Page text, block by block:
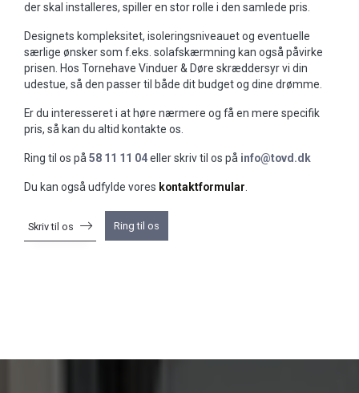
der skal installeres, spiller en stor rolle i den samlede pris.
Designets kompleksitet, isoleringsniveauet og eventuelle
særlige ønsker som f.eks. solafskærmning kan også påvirke
prisen. Hos Tornehave Vinduer & Døre skræddersyr vi din
udestue, så den passer til både dit budget og dine drømme.
Er du interesseret i at høre nærmere og få en mere specifik
pris, så kan du altid kontakte os.
Ring til os på 58 11 11 04eller skriv til os på info@tovd.dk
Du kan også udfylde vores kontaktformular
Skriv til os Ring til os